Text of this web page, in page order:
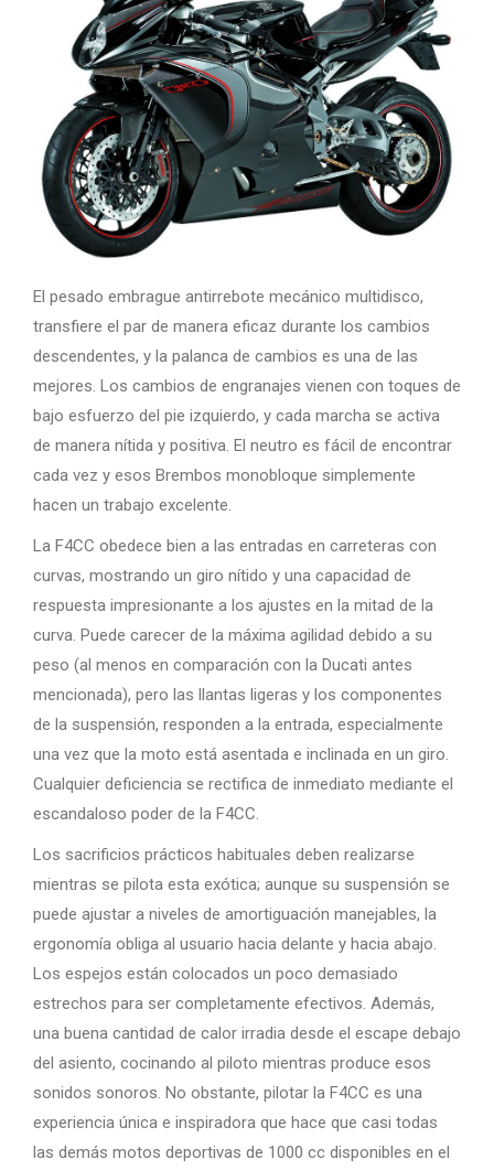
El pesado embrague antirrebote mecánico multidisco,
transfiere el par de manera eficaz durante los cambios
descendentes, y la palanca de cambios es una de las
mejores. Los cambios de engranajes vienen con toques de
bajo esfuerzo del pie izquierdo, y cada marcha se activa
de manera nítida y positiva. El neutro es fácil de encontrar
cada vez y esos Brembos monobloque simplemente
hacen un trabajo excelente.
La F4CC obedece bien a las entradas en carreteras con
curvas, mostrando un giro nítido y una capacidad de
respuesta impresionante a los ajustes en la mitad de la
curva. Puede carecer de la máxima agilidad debido a su
peso (al menos en comparación con la Ducati antes
mencionada), pero las llantas ligeras y los componentes
de la suspensión, responden a la entrada, especialmente
una vez que la moto está asentada e inclinada en un giro.
Cualquier deficiencia se rectifica de inmediato mediante el
escandaloso poder de la F4CC.
Los sacrificios prácticos habituales deben realizarse
mientras se pilota esta exótica; aunque su suspensión se
puede ajustar a niveles de amortiguación manejables, la
ergonomía obliga al usuario hacia delante y hacia abajo.
Los espejos están colocados un poco demasiado
estrechos para ser completamente efectivos. Además,
una buena cantidad de calor irradia desde el escape debajo
del asiento, cocinando al piloto mientras produce esos
sonidos sonoros. No obstante, pilotar la F4CC es una
experiencia única e inspiradora que hace que casi todas
las demás motos deportivas de 1000 cc disponibles en el